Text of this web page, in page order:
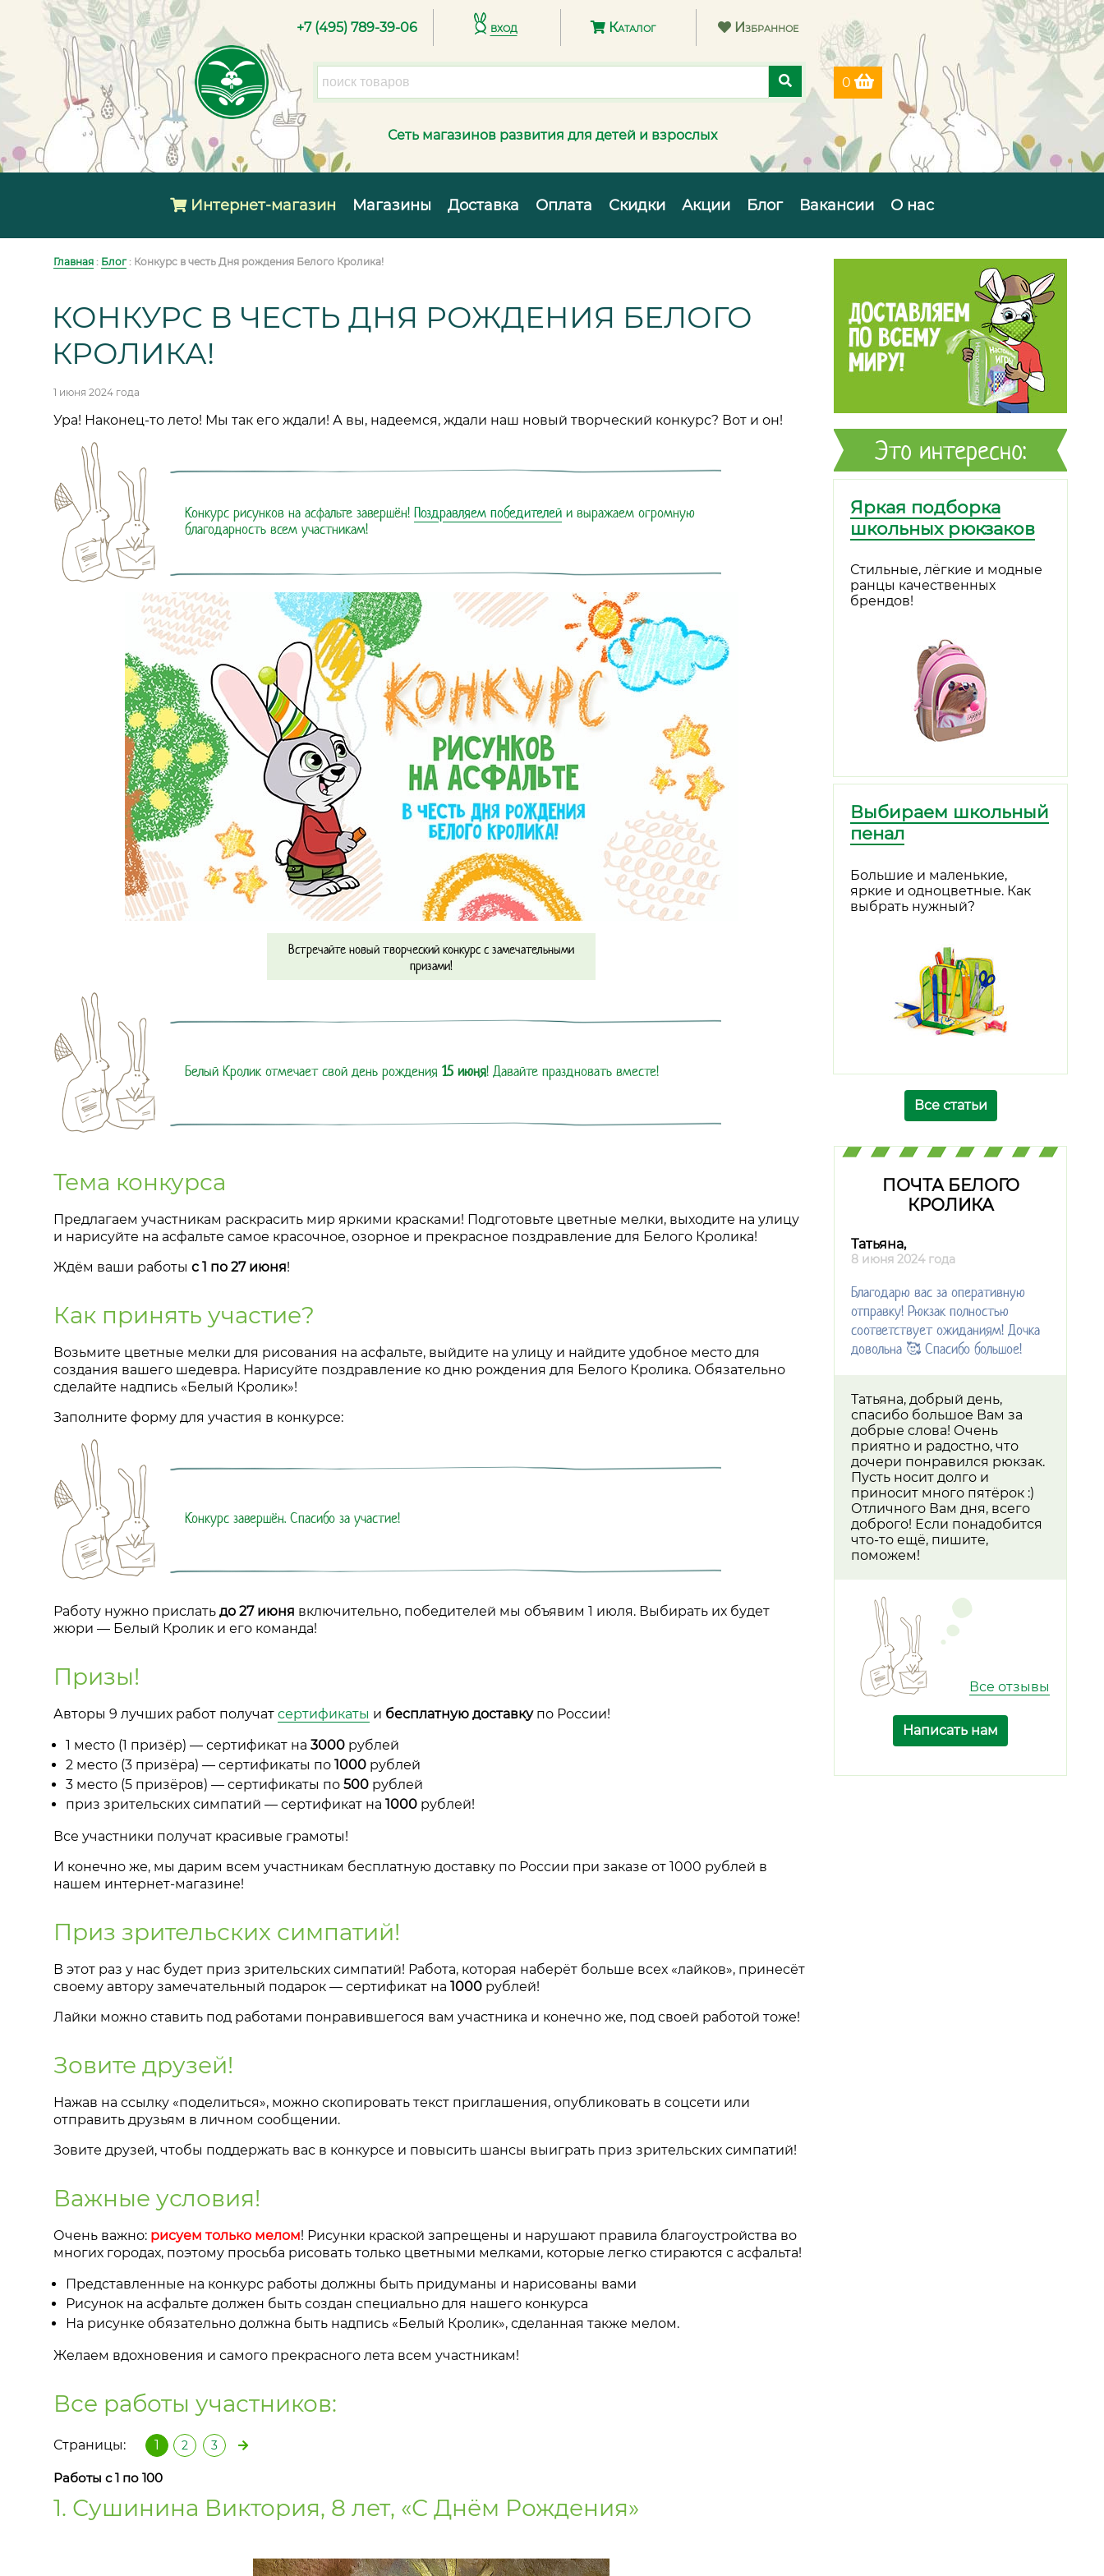
+7 (495) 789-39-06 вход Каталог Избранное
0
Сеть магазинов развития для детей и взрослых
Интернет-магазин Магазины Доставка Оплата Скидки Акции Блог Вакансии О нас
Главная : Блог: Конкурс в честь Дня рождения Белого Кролика!
КОНКУРС В ЧЕСТЬ ДНЯ РОЖДЕНИЯ БЕЛОГО
КРОЛИКА!
1 июня 2024 года
Ура! Наконец-то лето! Мы так его ждали! А вы, надеемся, ждали наш новый творческий конкурс? Вот и он!
Конкурс рисунков на асфальте завершён! Поздравляем победителей и выражаем огромную
благодарность всем участникам!
Встречайте новый творческий конкурс с замечательными
призами!
Белый Кролик отмечает свой день рождения 15 июня! Давайте праздновать вместе!
Тема конкурса
Предлагаем участникам раскрасить мир яркими красками! Подготовьте цветные мелки, выходите на улицу
и нарисуйте на асфальте самое красочное, озорное и прекрасное поздравление для Белого Кролика!
Ждём ваши работы с 1 по 27 июня!
Как принять участие?
Возьмите цветные мелки для рисования на асфальте, выйдите на улицу и найдите удобное место для
создания вашего шедевра. Нарисуйте поздравление ко дню рождения для Белого Кролика. Обязательно
сделайте надпись «Белый Кролик»!
Заполните форму для участия в конкурсе:
Конкурс завершён. Спасибо за участие!
Работу нужно прислать до 27 июня включительно, победителей мы объявим 1 июля. Выбирать их будет
жюри — Белый Кролик и его команда!
Призы!
Авторы 9 лучших работ получат сертификаты и бесплатную доставкупо России!
1 место (1 призёр) — сертификат на 3000 рублей
2 место (3 призёра) — сертификаты по 1000 рублей
3 место (5 призёров) — сертификаты по 500 рублей
приз зрительских симпатий — сертификат на 1000 рублей!
Все участники получат красивые грамоты!
И конечно же, мы дарим всем участникам бесплатную доставку по России при заказе от 1000 рублей в
нашем интернет-магазине!
Приз зрительских симпатий!
В этот раз у нас будет приз зрительских симпатий! Работа, которая наберёт больше всех «лайков», принесёт
своему автору замечательный подарок — сертификат на 1000 рублей!
Лайки можно ставить под работами понравившегося вам участника и конечно же, под своей работой тоже!
Зовите друзей!
Нажав на ссылку «поделиться», можно скопировать текст приглашения, опубликовать в соцсети или
отправить друзьям в личном сообщении.
Зовите друзей, чтобы поддержать вас в конкурсе и повысить шансы выиграть приз зрительских симпатий!
Важные условия!
Очень важно: рисуем только мелом! Рисунки краской запрещены и нарушают правила благоустройства во
многих городах, поэтому просьба рисовать только цветными мелками, которые легко стираются с асфальта!
Представленные на конкурс работы должны быть придуманы и нарисованы вами
Рисунок на асфальте должен быть создан специально для нашего конкурса
На рисунке обязательно должна быть надпись «Белый Кролик», сделанная также мелом.
Желаем вдохновения и самого прекрасного лета всем участникам!
Все работы участников:
Страницы: 1 2 3
Работы с 1 по 100
1. Сушинина Виктория, 8 лет, «С Днём Рождения»
Это интересно:
Яркая подборка
школьных рюкзаков
Стильные, лёгкие и модные
ранцы качественных
брендов!
Выбираем школьный
пенал
Большие и маленькие,
яркие и одноцветные. Как
выбрать нужный?
Все статьи
ПОЧТА БЕЛОГО
КРОЛИКА
Татьяна,
8 июня 2024 года
Благодарю вас за оперативную
отправку! Рюкзак полностью
соответствует ожиданиям! Дочка
довольна 🥰 Спасибо большое!
Татьяна, добрый день,
спасибо большое Вам за
добрые слова! Очень
приятно и радостно, что
дочери понравился рюкзак.
Пусть носит долго и
приносит много пятёрок :)
Отличного Вам дня, всего
доброго! Если понадобится
что-то ещё, пишите,
поможем!
Все отзывы
Написать нам